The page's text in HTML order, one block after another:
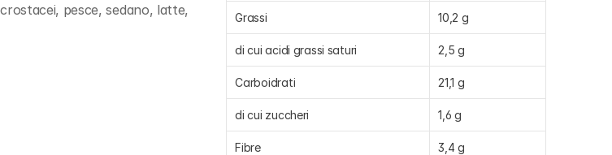
pesce, sedano, latte,
Grassi 10,2 g
di cui acidi grassi saturi 2,5 g
Carboidrati 21,1 g
di cui zuccheri 1,6 g
Fibre 3,4 g